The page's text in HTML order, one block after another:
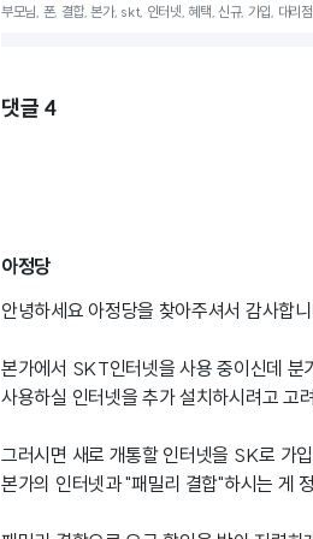
부모님, 폰, 결합, 본가, skt, 인터넷, 혜택, 신규, 가입, 대리
댓글 4
아정당
안녕하세요 아정당을 찾아주셔서 감사합
본가에서 SKT인터넷을 사용 중이신데 분
사용하실 인터넷을 추가 설치하시려고 고
그러시면 새로 개통할 인터넷을 SK로 가
본가의 인터넷과 "패밀리 결합"하시는 게